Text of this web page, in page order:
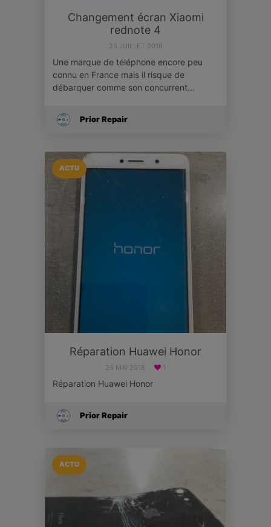
Changement écran Xiaomi
rednote 4
23 JUILLET 2018
Une marque de téléphone encore peu
connu en France mais il risque de
débarquer comme son concurrent…
Prior Repair
ACTU
Réparation Huawei Honor
26 MAI 2018 1
Réparation Huawei Honor
Prior Repair
ACTU